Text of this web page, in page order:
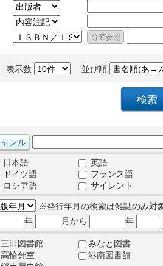
表示数 並び順
日本語
英語
ドイツ語
フランス語
ロシア語
サイレント
※発行年月の検索は雑誌のみ対
年
月から 年
三田図書館
みなと図書
高輪分室
港南図書館